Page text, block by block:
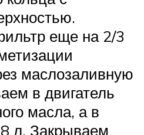
еще на 2/3
маслозаливную
в двигатель
масла, а в
л. Закрываем